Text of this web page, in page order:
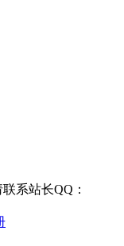
系站长QQ：